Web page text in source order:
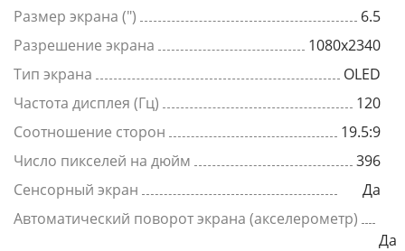
Размер экрана (")
6.5
Разрешение экрана
1080x2340
Тип экрана
OLED
Частота дисплея (Гц)
120
Соотношение сторон
19.5:9
Число пикселей на дюйм
396
Сенсорный экран
Да
Автоматический поворот экрана (акселерометр)
Да